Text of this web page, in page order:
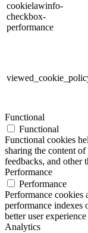
cookielawinfo-
checkbox-
performance
Functional
Functional
Functional cookies
sharing the content
feedbacks, and other
Performance
Performance
Performance cookies
performance indexes
better user
Analytics